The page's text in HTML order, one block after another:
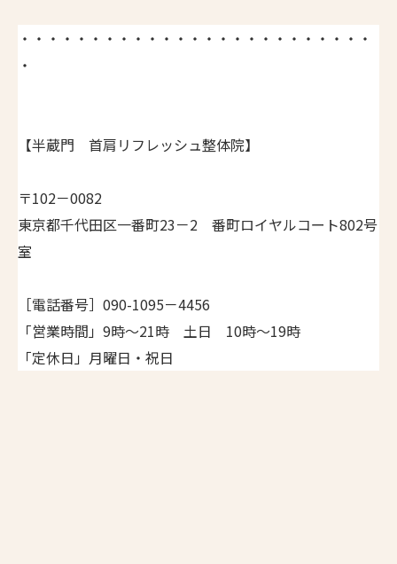
・・・・・・・・・・・・・・・・・・・・・・・・・
・
【半蔵門 首肩リフレッシュ整体院】
〒102－0082
東京都千代田区一番町23－2 番町ロイヤルコート802号
室
［電話番号］090-1095－4456
「営業時間」9時～21時 土日 10時～19時
「定休日」月曜日・祝日